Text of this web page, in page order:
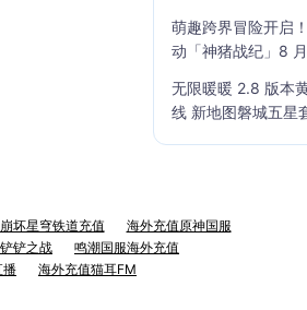
萌趣跨界冒险开启
动「神猪战纪」8
无限暖暖 2.8 版本
线 新地图磐城五星
崩坏星穹铁道充值
海外充值原神国服
铲之战
鸣潮国服海外充值
播 海外充值猫耳FM